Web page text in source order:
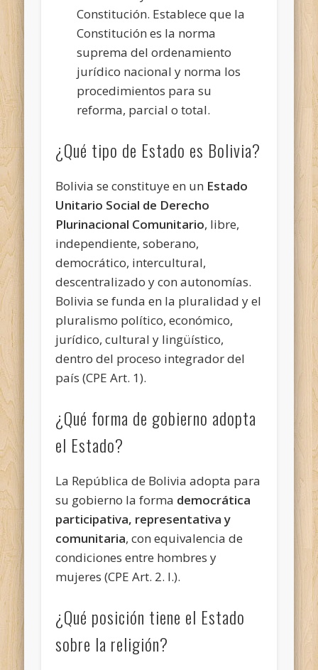
Constitución. Establece que la
Constitución es la norma
suprema del ordenamiento
jurídico nacional y norma los
procedimientos para su
reforma, parcial o total.
¿Qué tipo de Estado es Bolivia?
Bolivia se constituye en un Estado
Unitario Social de Derecho
Plurinacional Comunitario, libre,
independiente, soberano,
democrático, intercultural,
descentralizado y con autonomías.
Bolivia se funda en la pluralidad y el
pluralismo político, económico,
jurídico, cultural y lingüístico,
dentro del proceso integrador del
país (CPE Art. 1).
¿Qué forma de gobierno adopta
el Estado?
La República de Bolivia adopta para
su gobierno la forma democrática
participativa, representativa y
comunitaria, con equivalencia de
condiciones entre hombres y
mujeres (CPE Art. 2. I.).
¿Qué posición tiene el Estado
sobre la religión?